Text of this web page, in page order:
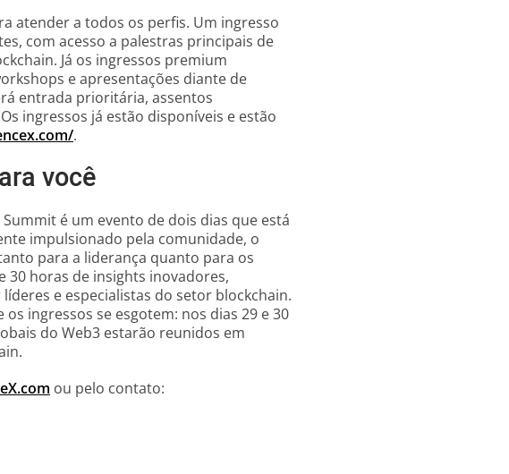
atender a todos os perfis. Um ingresso
com acesso a palestras principais de
Já os ingressos premium
e apresentações diante de
entrada prioritária, assentos
ingressos já estão disponíveis e estão
.
você
é um evento de dois dias que está
impulsionado pela comunidade, o
para a liderança quanto para os
30 horas de insights inovadores,
e especialistas do setor blockchain.
ingressos se esgotem: nos dias 29 e 30
do Web3 estarão reunidos em
ou pelo contato: